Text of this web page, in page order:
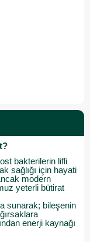
bakterilerin lifli
sağlığı için hayati
modern
yeterli bütirat
sunarak; bileşenin
enerji kaynağı